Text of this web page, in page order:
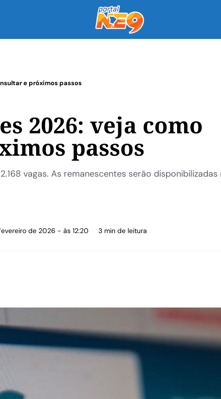
e próximos passos
2026: veja como
passos
vagas. As remanescentes serão disponibilizadas
de 2026 - às 12:20 3 min de leitura